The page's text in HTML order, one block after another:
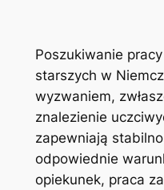
Poszukiwanie
starszych w
wyzwaniem,
znalezienie
zapewniają
odpowiednie
opiekunek, praca